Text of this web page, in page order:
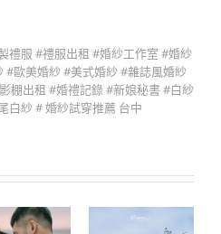
禮服 #禮服出租 #婚紗工作室 #婚紗
#歐美婚紗 #美式婚紗 #雜誌風婚紗
棚出租 #婚禮記錄 #新娘秘書 #白紗
白紗 # 婚紗試穿推薦 台中